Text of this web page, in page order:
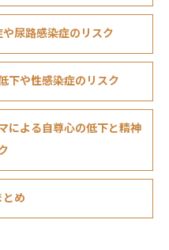
尿路感染症のリスク
下や性感染症のリスク
による自尊心の低下と精神
とめ